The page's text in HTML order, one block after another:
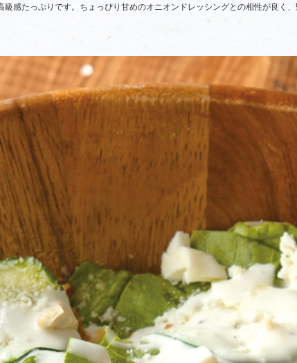
感たっぷりです。ちょっぴり甘めのオニオンドレッシングとの相性が良く